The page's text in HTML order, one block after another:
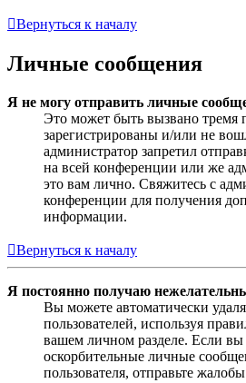
Вернуться к началу
Личные сообщения
Я не могу отправить личные
Это может быть вызвано
зарегистрированы и/или не
администратор запретил
на всей конференции или же
это вам лично. Свяжитесь с
конференции для получения
информации.
Вернуться к началу
Я постоянно получаю
Вы можете автоматически
пользователей, используя
вашем личном разделе. Если вы
оскорбительные личные
пользователя, отправьте